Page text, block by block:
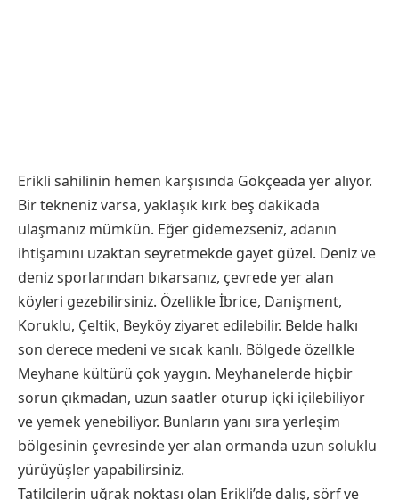
Erikli sahilinin hemen karşısında Gökçeada yer alıyor.
Bir tekneniz varsa, yaklaşık kırk beş dakikada
ulaşmanız mümkün. Eğer gidemezseniz, adanın
ihtişamını uzaktan seyretmekde gayet güzel. Deniz ve
deniz sporlarından bıkarsanız, çevrede yer alan
köyleri gezebilirsiniz. Özellikle İbrice, Danişment,
Koruklu, Çeltik, Beyköy ziyaret edilebilir. Belde halkı
son derece medeni ve sıcak kanlı. Bölgede özellkle
Meyhane kültürü çok yaygın. Meyhanelerde hiçbir
sorun çıkmadan, uzun saatler oturup içki içilebiliyor
ve yemek yenebiliyor. Bunların yanı sıra yerleşim
bölgesinin çevresinde yer alan ormanda uzun soluklu
yürüyüşler yapabilirsiniz.
Tatilcilerin uğrak noktası olan Erikli’de dalış, sörf ve